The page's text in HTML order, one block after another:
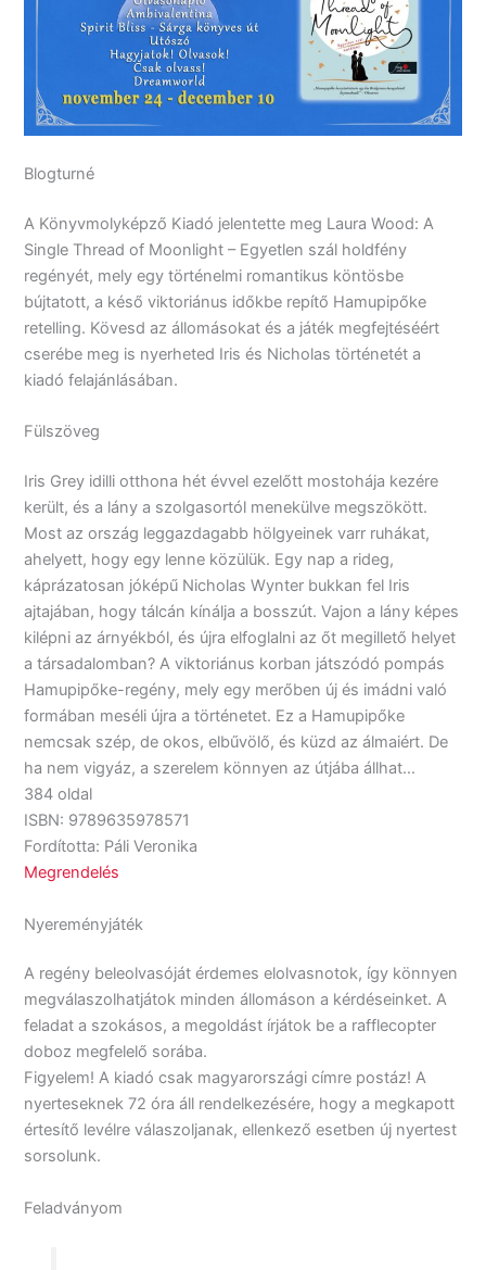
Blogturné
A Könyvmolyképző Kiadó jelentette meg Laura Wood: A
Single Thread of Moonlight – Egyetlen szál holdfény
regényét, mely egy történelmi romantikus köntösbe
bújtatott, a késő viktoriánus időkbe repítő Hamupipőke
retelling. Kövesd az állomásokat és a játék megfejtéséért
cserébe meg is nyerheted Iris és Nicholas történetét a
kiadó felajánlásában.
Fülszöveg
Iris Grey idilli otthona hét évvel ezelőtt mostohája kezére
került, és a lány a szolgasortól menekülve megszökött.
Most az ország leggazdagabb hölgyeinek varr ruhákat,
ahelyett, hogy egy lenne közülük. Egy nap a rideg,
káprázatosan jóképű Nicholas Wynter bukkan fel Iris
ajtajában, hogy tálcán kínálja a bosszút. Vajon a lány képes
kilépni az árnyékból, és újra elfoglalni az őt megillető helyet
a társadalomban? A viktoriánus korban játszódó pompás
Hamupipőke-regény, mely egy merőben új és imádni való
formában meséli újra a történetet. Ez a Hamupipőke
nemcsak szép, de okos, elbűvölő, és küzd az álmaiért. De
ha nem vigyáz, a szerelem könnyen az útjába állhat…
384 oldal
ISBN: 9789635978571
Fordította: Páli Veronika
Megrendelés
Nyereményjáték
A regény beleolvasóját érdemes elolvasnotok, így könnyen
megválaszolhatjátok minden állomáson a kérdéseinket. A
feladat a szokásos, a megoldást írjátok be a rafflecopter
doboz megfelelő sorába.
Figyelem! A kiadó csak magyarországi címre postáz! A
nyerteseknek 72 óra áll rendelkezésére, hogy a megkapott
értesítő levélre válaszoljanak, ellenkező esetben új nyertest
sorsolunk.
Feladványom